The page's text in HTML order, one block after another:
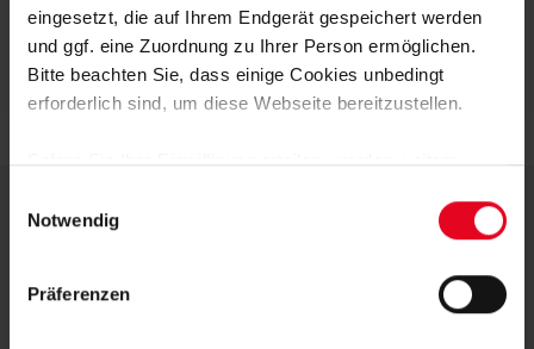
eingesetzt, die auf Ihrem Endgerät gespeichert werden
und ggf. eine Zuordnung zu Ihrer Person ermöglichen.
Bitte beachten Sie, dass einige Cookies unbedingt
erforderlich sind, um diese Webseite bereitzustellen.
Sofern Sie Ihre Einwilligung erteilen, werden weitere
Daten von Ihnen (z.B. persönlichen Identifikatoren oder
IP-Adressen) verarbeitet werden. Durch Klicken auf den
Speicherung aller aufgeführten Cookies und der
Notwendig
Präferenzen
Artikelnummer: 25NFD7685-100
Logistiknummer: EM001600-001